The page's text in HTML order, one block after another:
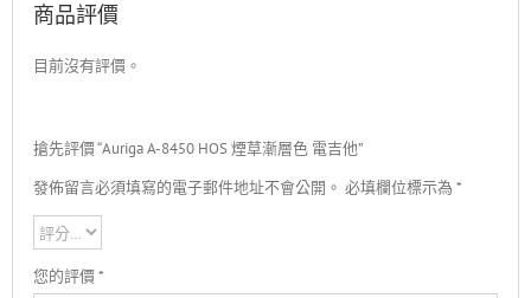
商品評價
目前沒有評價。
搶先評價 “Auriga A-8450 HOS 煙草漸層色 電吉他”
發佈留言必須填寫的電子郵件地址不會公開。 必填欄位標示為*
您的評價*